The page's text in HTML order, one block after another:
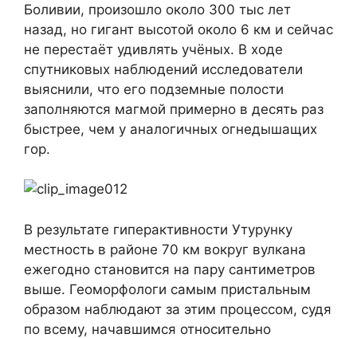
Боливии, произошло около 300 тыс лет
назад, но гигант высотой около 6 км и сейчас
не перестаёт удивлять учёных. В ходе
спутниковых наблюдений исследователи
выяснили, что его подземные полости
заполняются магмой примерно в десять раз
быстрее, чем у аналогичных огнедышащих
гор.
В результате гиперактивности Утурунку
местность в районе 70 км вокруг вулкана
ежегодно становится на пару сантиметров
выше. Геоморфологи самым пристальным
образом наблюдают за этим процессом, судя
по всему, начавшимся относительно